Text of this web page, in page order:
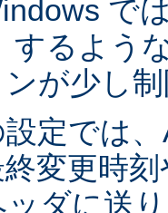
で
するよう
が少し
定では
変更時
ッダに送